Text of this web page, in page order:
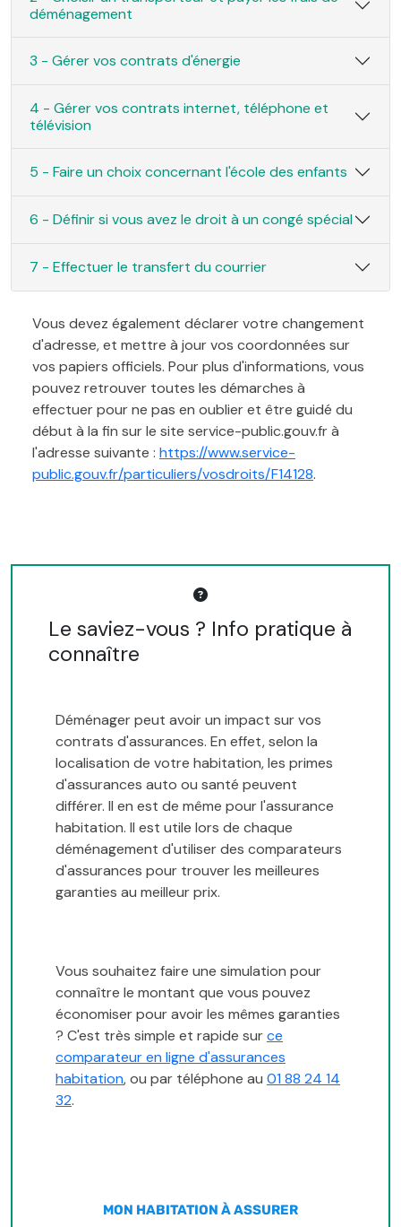
déménagement
3 - Gérer vos contrats d'énergie
4 - Gérer vos contrats internet, téléphone et
télévision
5 - Faire un choix concernant l'école des enfants
6 - Définir si vous avez le droit à un congé spécial
7 - Effectuer le transfert du courrier
Vous devez également déclarer votre changement
d'adresse, et mettre à jour vos coordonnées sur
vos papiers officiels. Pour plus d'informations, vous
pouvez retrouver toutes les démarches à
effectuer pour ne pas en oublier et être guidé du
début à la fin sur le site service-public.gouv.fr à
l'adresse suivante : https://www.service-
public.gouv.fr/particuliers/vosdroits/F14128.
Le saviez-vous ? Info pratique à
connaître
Déménager peut avoir un impact sur vos
contrats d'assurances. En effet, selon la
localisation de votre habitation, les primes
d'assurances auto ou santé peuvent
différer. Il en est de même pour l'assurance
habitation. Il est utile lors de chaque
déménagement d'utiliser des comparateurs
d'assurances pour trouver les meilleures
garanties au meilleur prix.
Vous souhaitez faire une simulation pour
connaître le montant que vous pouvez
économiser pour avoir les mêmes garanties
? C'est très simple et rapide surce
comparateur en ligne d'assurances
habitation, ou par téléphone au 01 88 24 14
32.